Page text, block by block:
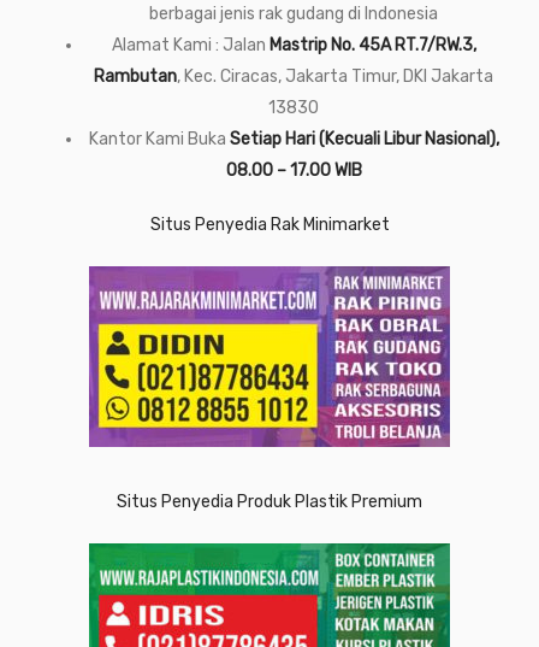
berbagai jenis rak gudang di Indonesia
Alamat Kami : Jalan Mastrip No. 45A RT.7/RW.3,
Rambutan, Kec. Ciracas, Jakarta Timur, DKI Jakarta
13830
Kantor Kami Buka Setiap Hari (Kecuali Libur Nasional),
08.00 – 17.00 WIB
Situs Penyedia Rak Minimarket
Situs Penyedia Produk Plastik Premium